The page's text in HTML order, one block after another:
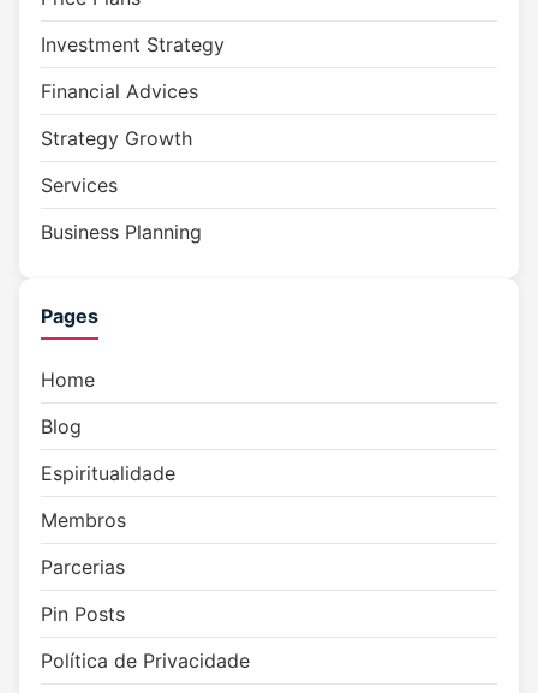
Investment Strategy
Financial Advices
Strategy Growth
Services
Business Planning
Pages
Home
Blog
Espiritualidade
Membros
Parcerias
Pin Posts
Política de Privacidade